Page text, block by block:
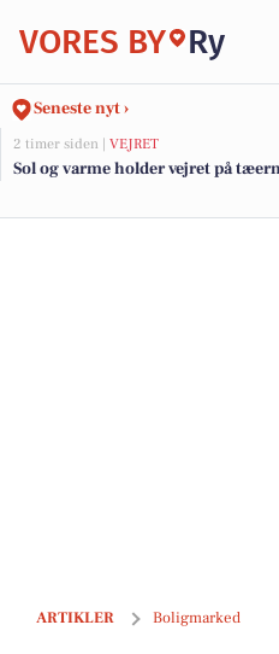
VORES BY Ry
Seneste nyt ›
2 timer siden | VEJRET
Sol og varme holder vejret på
ARTIKLER Boligmarked
Søkildevej 64 i Ry er solgt for